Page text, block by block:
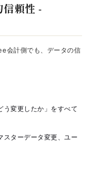
頼性 -
会計側でも、データの信
う変更したか」をすべて
スターデータ変更、ユー